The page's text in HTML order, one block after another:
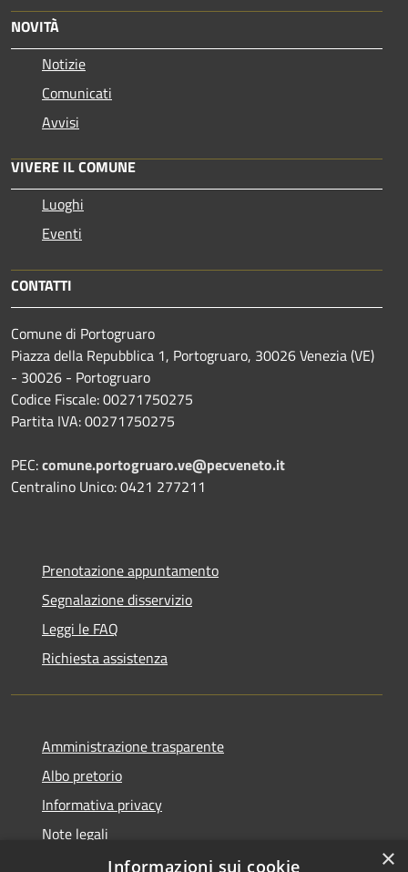
NOVITÀ
Notizie
Comunicati
Avvisi
VIVERE IL COMUNE
Luoghi
Eventi
CONTATTI
Comune di Portogruaro
Piazza della Repubblica 1, Portogruaro, 30026 Venezia (VE)
- 30026 - Portogruaro
Codice Fiscale: 00271750275
Partita IVA: 00271750275
PEC:comune.portogruaro.ve@pecveneto.it
Centralino Unico: 0421 277211
Prenotazione appuntamento
Segnalazione disservizio
Leggi le FAQ
Richiesta assistenza
Amministrazione trasparente
Albo pretorio
Informativa privacy
Note legali
Dichiarazione di accessibilità
×
Informazioni sui cookie